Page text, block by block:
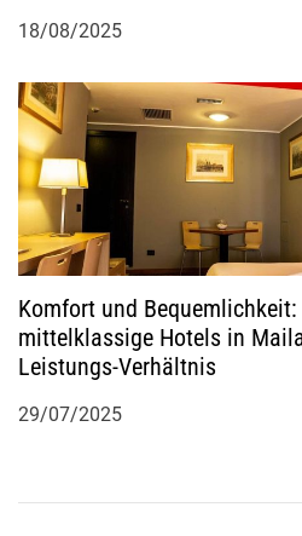
18/08/2025
Komfort und
mittelklassige Hotels in
Leistungs-Verhältnis
29/07/2025